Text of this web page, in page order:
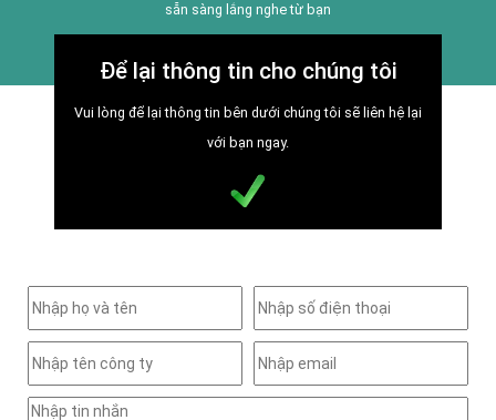
sẵn sàng lắng nghe từ bạn
Để lại thông tin cho chúng tôi
Vui lòng để lại thông tin bên dưới chúng tôi sẽ liên hệ lại
với bạn ngay.